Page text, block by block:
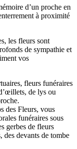
d’un proche en
à proximité
les fleurs sont
de sympathie et
vos
fleurs funéraires
de lys ou
des Fleurs, vous
funéraires sous
gerbes de fleurs
des devants de tombe